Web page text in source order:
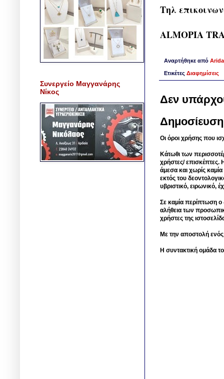
Τηλ
ALMOPIA
Αναρτήθηκε από
Ετικέτες Διαφημίσεις
Δεν
Οι όροι χρήσης που
Κάτωθι των
χρήστες/ επισκέπτες.
άμεσα και χωρίς
εκτός του
υβριστικό, ειρωνικό,
Σε καμία περίπτωση ο
αλήθεια των
χρήστες της
Με την αποστολή
Η συντακτική ομάδα
Συνεργείο Μαγγανάρης
Νίκος